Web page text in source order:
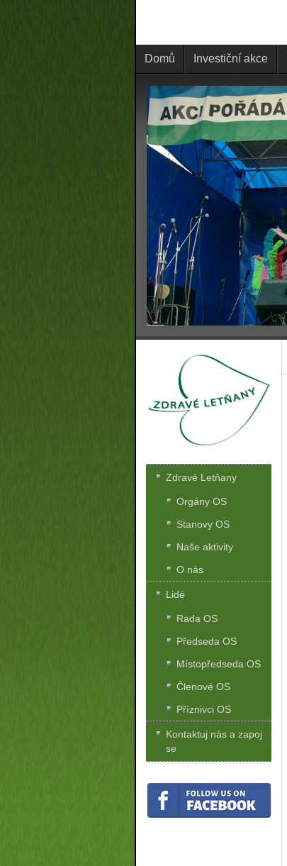
Domů Investiční akce
Zdravé Letňany
Orgány OS
Stanovy OS
Naše aktivity
O nás
Lidé
Rada OS
Předseda OS
Místopředseda OS
Členové OS
Příznivci OS
Kontaktuj nás a zapoj
se